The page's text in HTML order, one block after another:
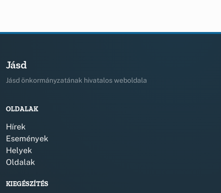
Jásd
Jásd önkormányzatának hivatalos weboldala
OLDALAK
Hírek
Események
Helyek
Oldalak
KIEGÉSZÍTÉS